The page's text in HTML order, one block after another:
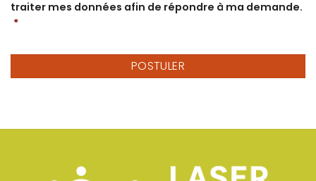
traiter mes données afin de répondre à ma demande.
*